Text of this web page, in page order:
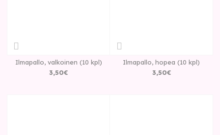
Ilmapallo, valkoinen (10 kpl)
3,50€
Ilmapallo, hopea (10 kpl)
3,50€